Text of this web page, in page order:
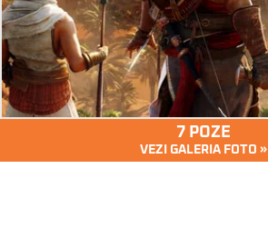
7 POZE
VEZI GALERIA FOTO »